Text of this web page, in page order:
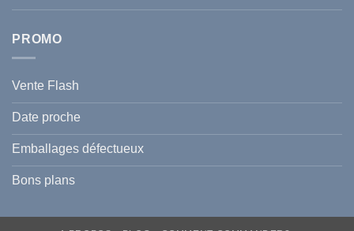
PROMO
Vente Flash
Date proche
Emballages défectueux
Bons plans